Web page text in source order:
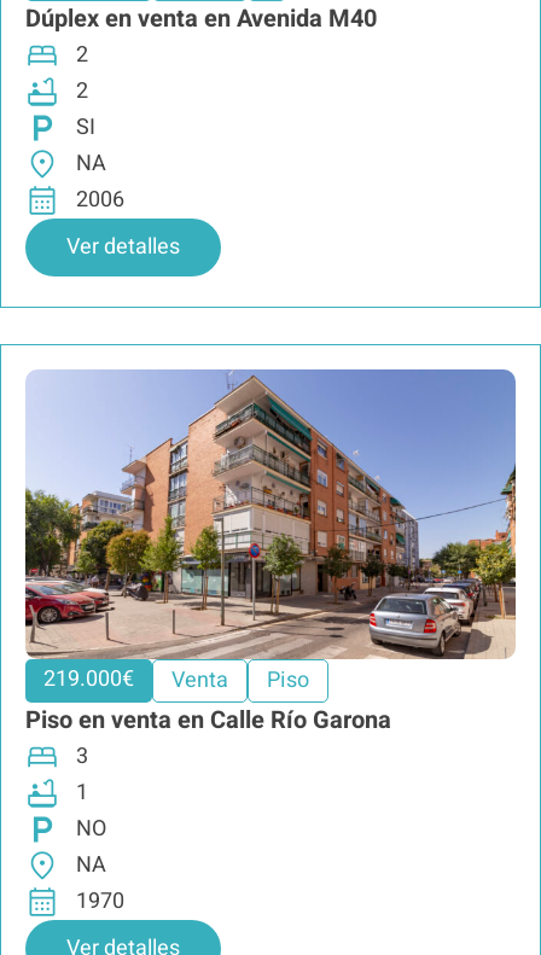
Dúplex en venta en Avenida M40
2
2
SI
NA
2006
Ver detalles
219.000€ Venta Piso
Piso en venta en Calle Río Garona
3
1
NO
NA
1970